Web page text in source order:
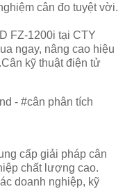
cân đo tuyệt vời.
FZ-1200i tại CTY
ngay, nâng cao hiệu
kỹ thuật điện tử
- #cân phân tích
cấp giải pháp cân
chất lượng cao.
doanh nghiệp, kỹ